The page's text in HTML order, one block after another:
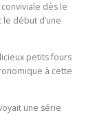
dès le
début d’une
petits fours
à cette
une série